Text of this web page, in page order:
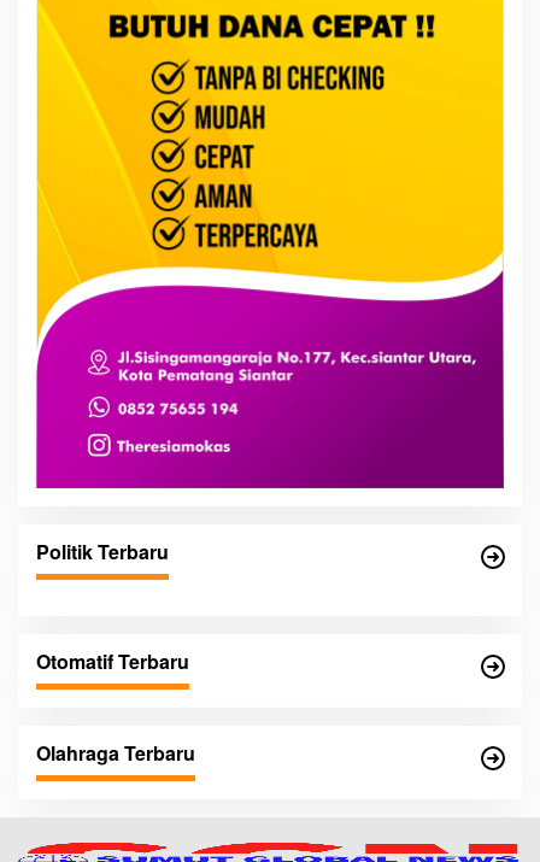
Politik Terbaru
Otomatif Terbaru
Olahraga Terbaru